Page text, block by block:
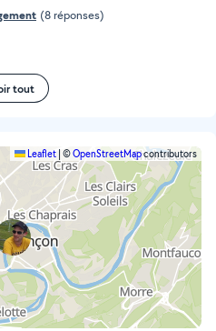
(8 réponses)
tout
Leaflet ©OpenStreetMapcontributors